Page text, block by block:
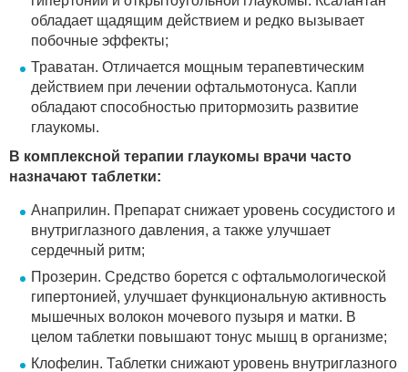
обладает щадящим действием и редко вызывает
побочные эффекты;
Траватан. Отличается мощным терапевтическим
действием при лечении офтальмотонуса. Капли
обладают способностью притормозить развитие
глаукомы.
В комплексной терапии глаукомы врачи часто
назначают таблетки:
Анаприлин. Препарат снижает уровень сосудистого и
внутриглазного давления, а также улучшает
сердечный ритм;
Прозерин. Средство борется с офтальмологической
гипертонией, улучшает функциональную активность
мышечных волокон мочевого пузыря и матки. В
целом таблетки повышают тонус мышц в организме;
Клофелин. Таблетки снижают уровень внутриглазного